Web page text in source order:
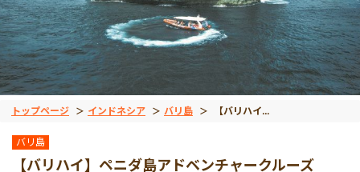
トップページ インドネシア バリ島 【バリハイ】ペニダ島アドベンチャークルーズ
バリ島
【バリハイ】ペニダ島アドベンチャークルーズ
ャーター
ツアー
送迎
ドネシア
ナム
ーシア
アフタヌーンティー
豪華お食事付きプラン
ロンボク島
ヌサペニダ島
人気エステ＆スパ
街エステ＆スパ
ラフティング
ダイビング
ディナークルーズ
サファリパーク
動物園
ブロモ
コモド島
プランバナン遺跡
サンギラン・ジャワ